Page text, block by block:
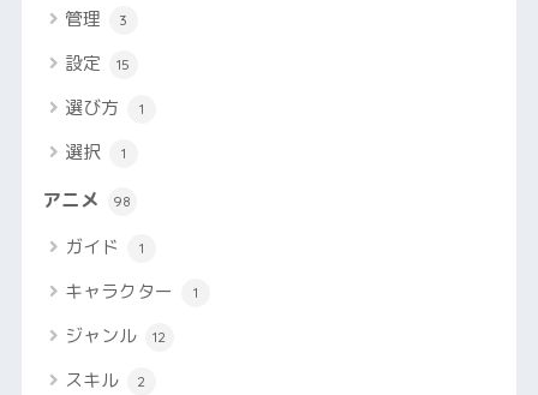
管理 3
設定 15
選び方 1
選択 1
アニメ 98
ガイド 1
キャラクター 1
ジャンル 12
スキル 2